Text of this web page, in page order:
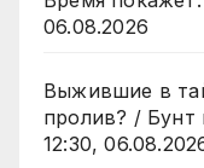
06.08.2026
Выжившие в
пролив? /
12:30,